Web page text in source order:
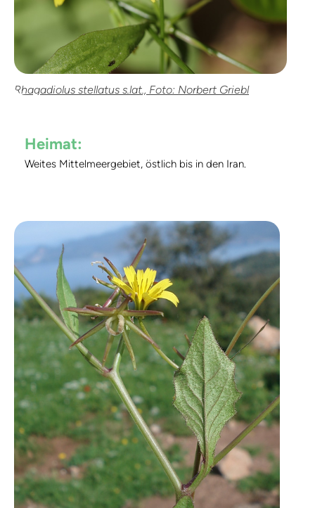
Rhagadiolus stellatus s.lat., Foto: Norbert Griebl
Heimat:
Weites Mittelmeergebiet, östlich bis in den Iran.